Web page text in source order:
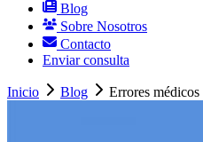
Blog
Sobre Nosotros
Contacto
Enviar consulta
Inicio Blog Errores médicos